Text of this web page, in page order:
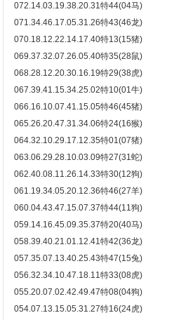
072.14.03.19.38.20.31特44(04马)
071.34.46.17.05.31.26特43(46龙)
070.18.12.22.14.17.40特13(15猪)
069.37.32.07.26.05.40特35(28鼠)
068.28.12.20.30.16.19特29(38虎)
067.39.41.15.34.25.02特10(01牛)
066.16.10.07.41.15.05特46(45猪)
065.26.20.47.31.34.06特24(16猴)
064.32.10.29.17.12.35特01(07猪)
063.06.29.28.10.03.09特27(31蛇)
062.40.08.11.26.14.33特30(12狗)
061.19.34.05.20.12.36特46(27羊)
060.04.43.47.15.07.37特44(11狗)
059.14.16.45.09.35.37特20(40马)
058.39.40.21.01.12.41特42(36龙)
057.35.07.13.40.25.43特47(15兔)
056.32.34.10.47.18.11特33(08虎)
055.20.07.02.42.49.47特08(04狗)
054.07.13.15.05.31.27特16(24虎)